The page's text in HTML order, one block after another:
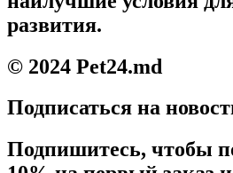
развития.
© 2024 Pet24.md
Подписаться на
Подпишитесь, чтобы